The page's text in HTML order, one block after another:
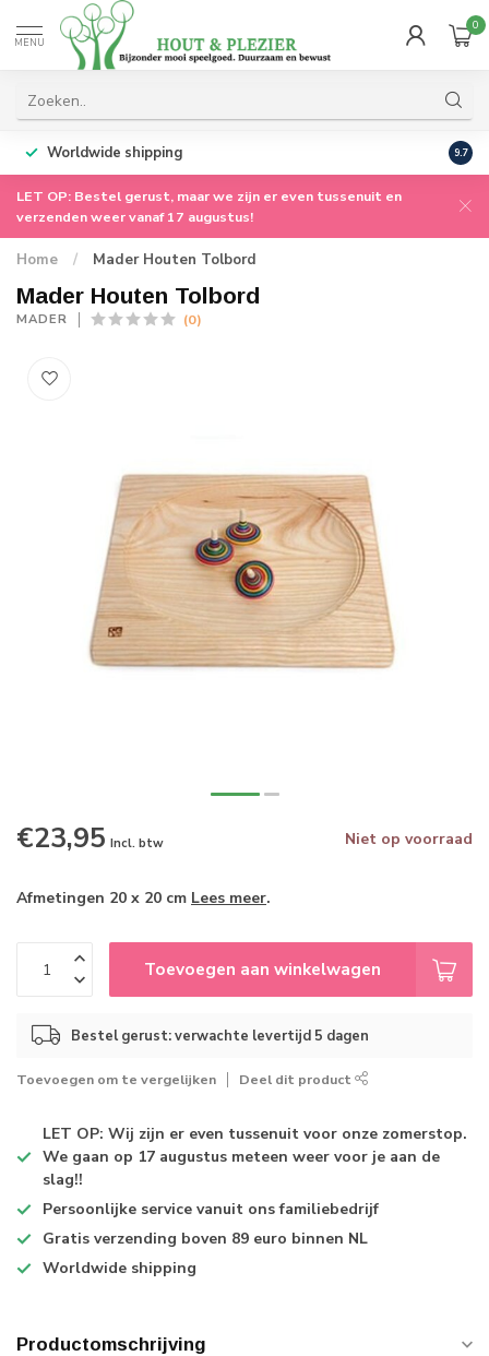
MENU
0
Worldwide shipping 9.7
LET OP: Bestel gerust, maar we zijn er even tussenuit en
verzenden weer vanaf 17 augustus!
Home / Mader Houten Tolbord
Mader Houten Tolbord
MADER (0)
€23,95 Incl. btw Niet op voorraad
Afmetingen 20 x 20 cm Lees meer.
Toevoegen aan winkelwagen
Bestel gerust: verwachte levertijd 5 dagen
Toevoegen om te vergelijken Deel dit product
LET OP: Wij zijn er even tussenuit voor onze zomerstop.
We gaan op 17 augustus meteen weer voor je aan de
slag!!
Persoonlijke service vanuit ons familiebedrijf
Gratis verzending boven 89 euro binnen NL
Worldwide shipping
Productomschrijving